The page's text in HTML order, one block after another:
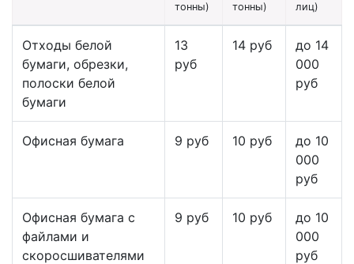
тонны)
тонны)
лиц)
Отходы белой
бумаги, обрезки,
полоски белой
бумаги
13
руб
14 руб
до 14
000
руб
Офисная бумага 9 руб 10 руб
до 10
000
руб
Офисная бумага с
файлами и
скоросшивателями
9 руб 10 руб
до 10
000
руб